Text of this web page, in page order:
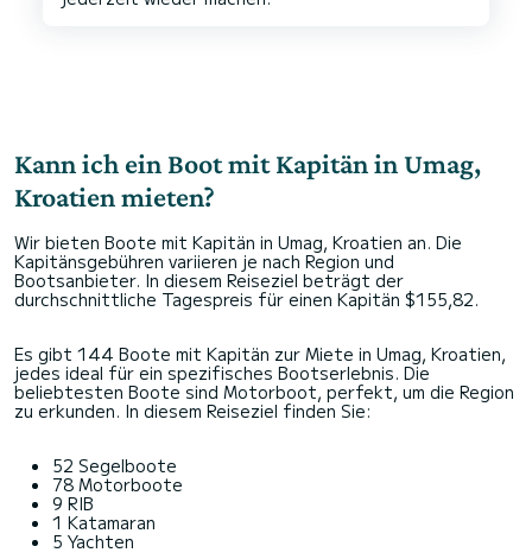
Kann ich ein Boot mit Kapitän in Umag,
Kroatien mieten?
Wir bieten Boote mit Kapitän in Umag, Kroatien an. Die
Kapitänsgebühren variieren je nach Region und
Bootsanbieter. In diesem Reiseziel beträgt der
durchschnittliche Tagespreis für einen Kapitän $155,82.
Es gibt 144 Boote mit Kapitän zur Miete in Umag, Kroatien,
jedes ideal für ein spezifisches Bootserlebnis. Die
beliebtesten Boote sind Motorboot, perfekt, um die Region
zu erkunden. In diesem Reiseziel finden Sie:
52 Segelboote
78 Motorboote
9 RIB
1 Katamaran
5 Yachten